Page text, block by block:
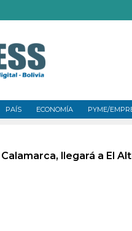
PAÍS ECONOMÍA PYME/
llegará a El